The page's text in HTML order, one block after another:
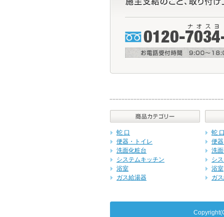
蛇 口
便器・トイレ
洗面化粧台
システムキッチン
浴室
ガス給湯器
蛇
便
洗
シ
浴室
ガ